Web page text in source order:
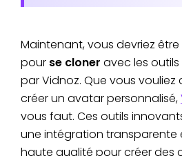
Maintenant, vous devriez
pour se cloner avec les
par Vidnoz. Que vous vouliez
créer un avatar personnalisé,
vous faut. Ces outils
une intégration transparente
haute qualité pour créer des